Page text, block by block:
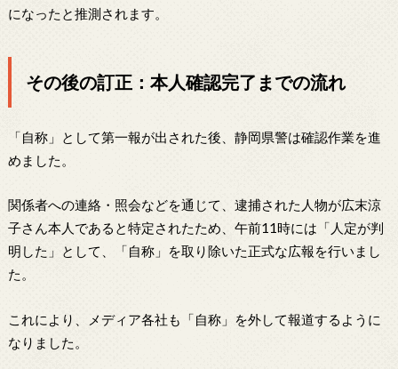
になったと推測されます。
その後の訂正：本人確認完了までの流れ
「自称」として第一報が出された後、静岡県警は確認作業を進
めました。
関係者への連絡・照会などを通じて、逮捕された人物が広末涼
子さん本人であると特定されたため、午前11時には「人定が判
明した」として、「自称」を取り除いた正式な広報を行いまし
た。
これにより、メディア各社も「自称」を外して報道するように
なりました。